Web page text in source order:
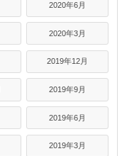
2020年6月
2020年3月
2019年12月
2019年9月
2019年6月
2019年3月